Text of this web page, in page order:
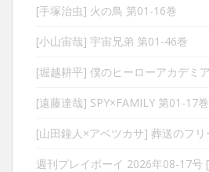
[手塚治虫] 火の鳥 第01-16巻
[小山宙哉] 宇宙兄弟 第01-46巻
[堀越耕平] 僕のヒーローアカデミ
[遠藤達哉] SPY×FAMILY 第01-17巻
[山田鐘人×アベツカサ] 葬送のフ
週刊プレイボーイ 2026年08-17号